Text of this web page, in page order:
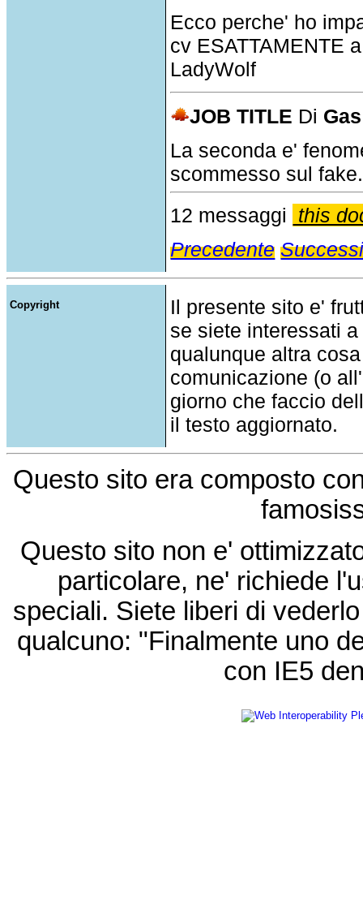
Ecco perche' ho
cv ESATTAMENTE
LadyWolf
JOB TITLE Di Gas
La seconda e'
scommesso sul
12 messaggi
this
Precedente
Copyright
Il presente sito e'
se siete interessati
qualunque altra
comunicazione (o
giorno che faccio
il testo aggiornato.
Questo sito era composto
Questo sito non e'
particolare, ne' richiede
speciali. Siete liberi di
qualcuno: "Finalmente uno
con IE5